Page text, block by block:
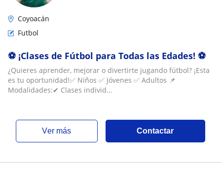
Coyoacán
Futbol
⚽ ¡Clases de Fútbol para Todas las Edades! ⚽
¿Quieres aprender, mejorar o divertirte jugando fútbol? ¡Esta
es tu oportunidad!✅ Niños ✅ Jóvenes ✅ Adultos 📌
Modalidades:✔ Clases individ...
ver más Contactar